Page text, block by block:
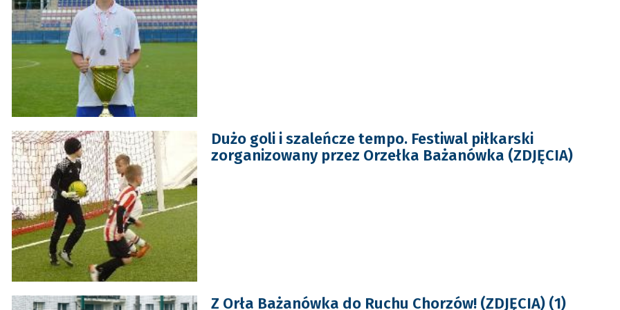
Dużo goli i szaleńcze tempo. Festiwal piłkarski
zorganizowany przez Orzełka Bażanówka (ZDJĘCIA)
Z Orła Bażanówka do Ruchu Chorzów! (ZDJĘCIA) (1)